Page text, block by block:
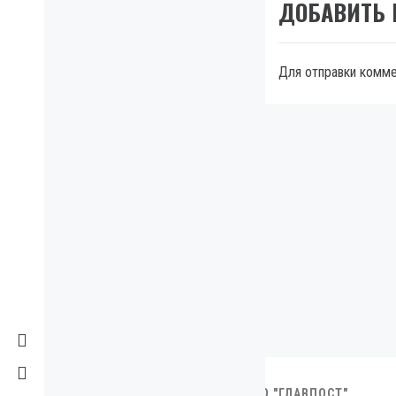
ДОБАВИТЬ
Для отправки